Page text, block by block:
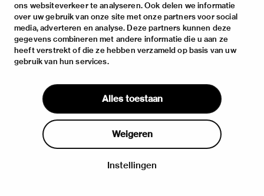
ons websiteverkeer te analyseren. Ook delen we informatie
over uw gebruik van onze site met onze partners voor social
media, adverteren en analyse. Deze partners kunnen deze
gegevens combineren met andere informatie die u aan ze
heeft verstrekt of die ze hebben verzameld op basis van uw
gebruik van hun services.
Alles toestaan
Weigeren
Instellingen